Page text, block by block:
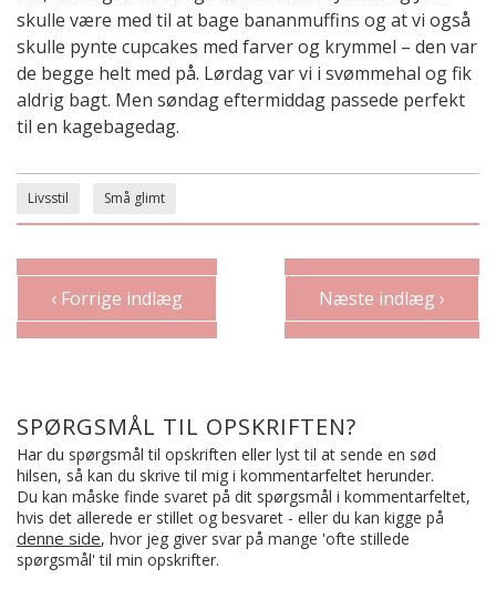
skulle være med til at bage bananmuffins og at vi også
skulle pynte cupcakes med farver og krymmel – den var
de begge helt med på. Lørdag var vi i svømmehal og fik
aldrig bagt. Men søndag eftermiddag passede perfekt
til en kagebagedag.
Livsstil Små glimt
‹ Forrige indlæg Næste indlæg ›
SPØRGSMÅL TIL OPSKRIFTEN?
Har du spørgsmål til opskriften eller lyst til at sende en sød
hilsen, så kan du skrive til mig i kommentarfeltet herunder.
Du kan måske finde svaret på dit spørgsmål i kommentarfeltet,
hvis det allerede er stillet og besvaret - eller du kan kigge på
denne side, hvor jeg giver svar på mange 'ofte stillede
spørgsmål' til min opskrifter.